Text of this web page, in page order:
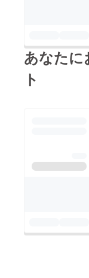
あなたに
ト